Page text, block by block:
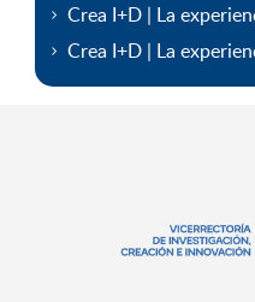
Crea I+D | La
Crea I+D | La